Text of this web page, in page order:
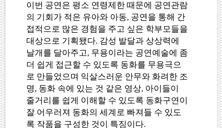
이번 공연은 평소 연령제한 때문에 공연관람
의 기회가 적은 유아와 아동, 공연을 통해 간
접적으로 많은 경험을 주고 싶은 학부모들을
대상으로 기획됐다. 감성 발달과 상상력에
날개를 달아주고, 무용이라는 공연예술에 좀
더 쉽게 접근할 수 있도록 동화를 무용극으
로 만들었으며 익살스러운 안무와 화려한 조
명, 동화 속에 있는 것 같은 영상, 아이들이
줄거리를 쉽게 이해할 수 있도록 동화구연이
잘 어우러져 동화의 세계로 빠져들 수 있도
록 작품을 구성한 것이 특징이다.